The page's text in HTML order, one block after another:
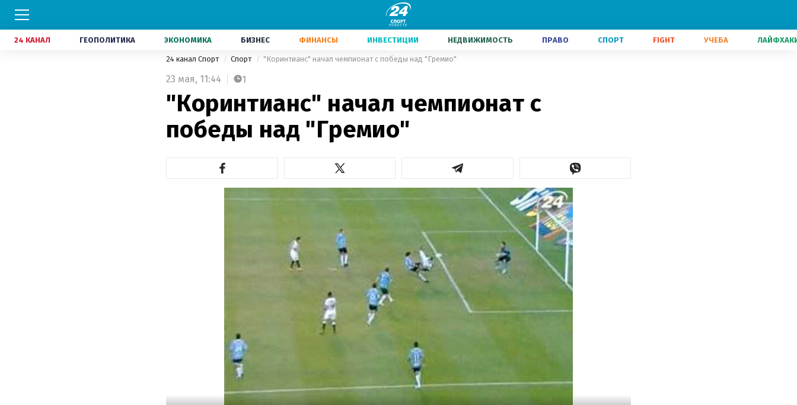
24 КАНАЛ ГЕОПОЛИТИКА ЭКОНОМИКА БИЗНЕС ФИНАНСЫ ИНВЕСТИЦИИ НЕДВИЖИМОСТЬ ПРАВО СПОРТ FIGHT УЧЕБА
24 канал Спорт Спорт "Коринтианс" начал чемпионат с победы над "Гремио"
23 мая, 11:44 1
"Коринтианс" начал чемпионат с
победы над "Гремио"